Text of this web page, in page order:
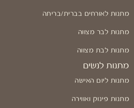
מתנות לאורחים בברית/בריתה
מתנות לבר מצווה
מתנות לבת מצווה
מתנות לנשים
מתנות ליום האישה
מתנות פינוק ואווירה